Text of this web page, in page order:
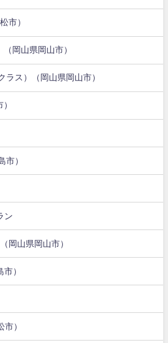
市）
岡山県岡山市）
ラス）（岡山県岡山市）
市）
ン
岡山県岡山市）
）
市）